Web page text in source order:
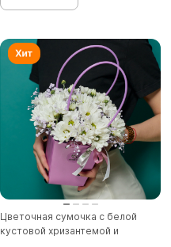
Цветочная сумочка с белой
кустовой хризантемой и